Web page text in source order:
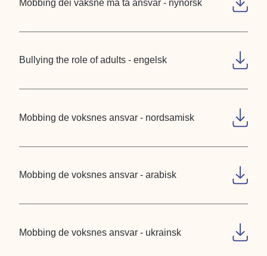
Mobbing dei vaksne må ta ansvar - nynorsk
Bullying the role of adults - engelsk
Mobbing de voksnes ansvar - nordsamisk
Mobbing de voksnes ansvar - arabisk
Mobbing de voksnes ansvar - ukrainsk